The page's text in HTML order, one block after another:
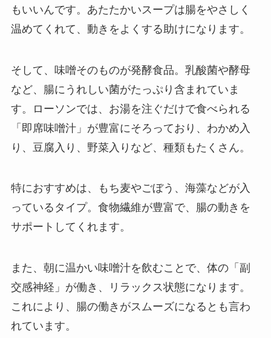
もいいんです。あたたかいスープは腸をやさしく
温めてくれて、動きをよくする助けになります。
そして、味噌そのものが発酵食品。乳酸菌や酵母
など、腸にうれしい菌がたっぷり含まれていま
す。ローソンでは、お湯を注ぐだけで食べられる
「即席味噌汁」が豊富にそろっており、わかめ入
り、豆腐入り、野菜入りなど、種類もたくさん。
特におすすめは、もち麦やごぼう、海藻などが入
っているタイプ。食物繊維が豊富で、腸の動きを
サポートしてくれます。
また、朝に温かい味噌汁を飲むことで、体の「副
交感神経」が働き、リラックス状態になります。
これにより、腸の働きがスムーズになるとも言わ
れています。